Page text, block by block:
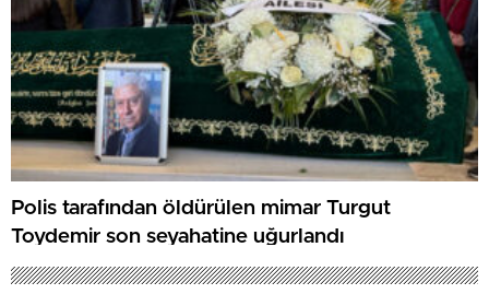
Polis tarafından öldürülen mimar Turgut
Toydemir son seyahatine uğurlandı